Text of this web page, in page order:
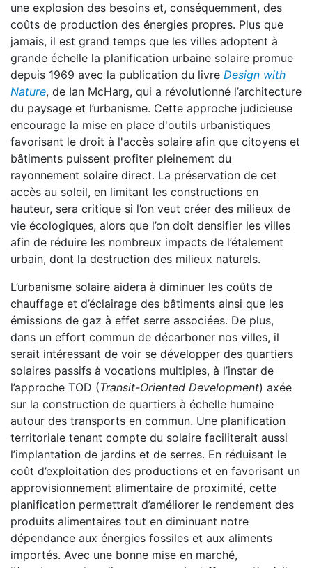
une explosion des besoins et, conséquemment, des
coûts de production des énergies propres. Plus que
jamais, il est grand temps que les villes adoptent à
grande échelle la planification urbaine solaire promue
depuis 1969 avec la publication du livre Design with
Nature, de Ian McHarg, qui a révolutionné l’architecture
du paysage et l’urbanisme. Cette approche judicieuse
encourage la mise en place d'outils urbanistiques
favorisant le droit à l'accès solaire afin que citoyens et
bâtiments puissent profiter pleinement du
rayonnement solaire direct. La préservation de cet
accès au soleil, en limitant les constructions en
hauteur, sera critique si l’on veut créer des milieux de
vie écologiques, alors que l’on doit densifier les villes
afin de réduire les nombreux impacts de l’étalement
urbain, dont la destruction des milieux naturels.
L’urbanisme solaire aidera à diminuer les coûts de
chauffage et d’éclairage des bâtiments ainsi que les
émissions de gaz à effet serre associées. De plus,
dans un effort commun de décarboner nos villes, il
serait intéressant de voir se développer des quartiers
solaires passifs à vocations multiples, à l’instar de
l’approche TOD (Transit-Oriented Development) axée
sur la construction de quartiers à échelle humaine
autour des transports en commun. Une planification
territoriale tenant compte du solaire faciliterait aussi
l’implantation de jardins et de serres. En réduisant le
coût d’exploitation des productions et en favorisant un
approvisionnement alimentaire de proximité, cette
planification permettrait d’améliorer le rendement des
produits alimentaires tout en diminuant notre
dépendance aux énergies fossiles et aux aliments
importés. Avec une bonne mise en marché,